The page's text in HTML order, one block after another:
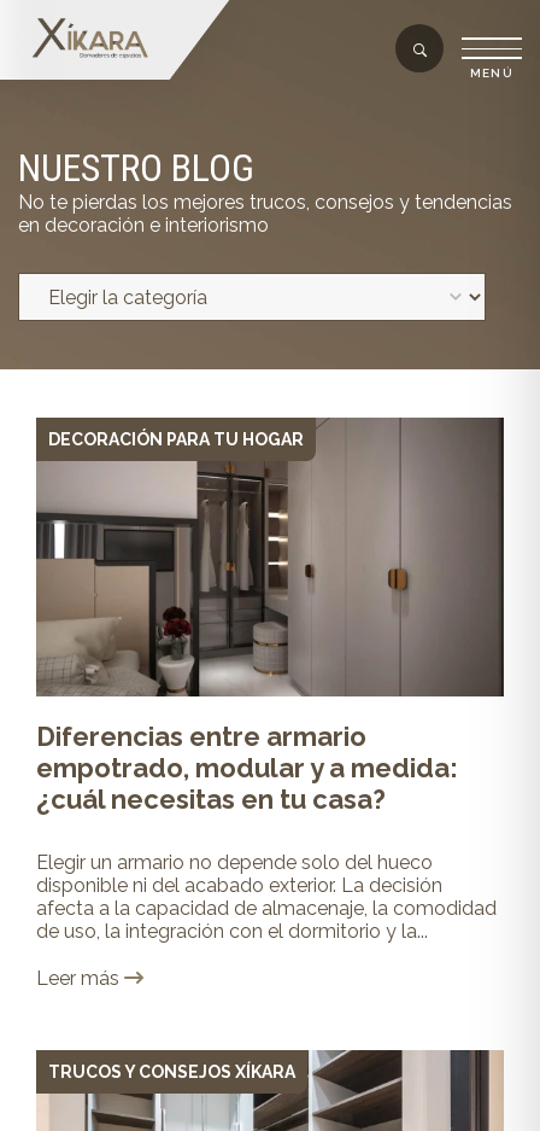
NUESTRO BLOG
No te pierdas los mejores trucos, consejos y tendencias
en decoración e interiorismo
DECORACIÓN PARA TU HOGAR
Diferencias entre armario
empotrado, modular y a medida:
¿cuál necesitas en tu casa?
Elegir un armario no depende solo del hueco
disponible ni del acabado exterior. La decisión
afecta a la capacidad de almacenaje, la comodidad
de uso, la integración con el dormitorio y la...
Leer más
TRUCOS Y CONSEJOS XÍKARA